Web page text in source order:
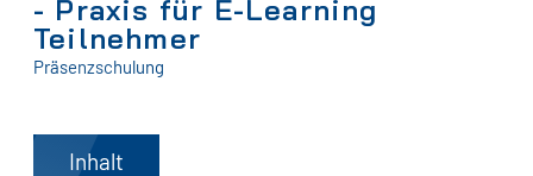
- Praxis für E-Learning
Teilnehmer
Präsenzschulung
Inhalt